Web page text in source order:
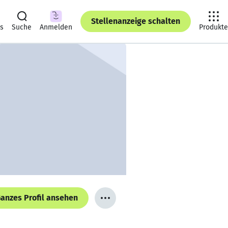
Suche Anmelden
Stellenanzeige schalten
Produkte
Profil ansehen